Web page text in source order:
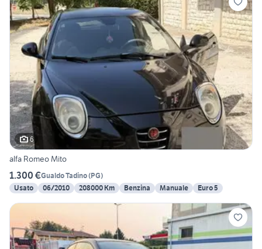
6
alfa Romeo Mito
1.300 €Gualdo Tadino(PG)
Usato
06/2010 208000 Km Benzina Manuale Euro 5